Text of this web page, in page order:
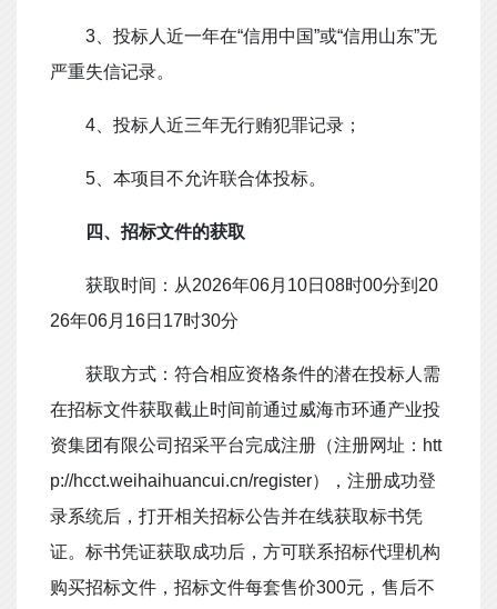
3 、投标人近一年在“信用中国”或“信用山东”无
严重失信记录。
4 、投标人近三年无行贿犯罪记录；
5 本项目不允许联合体投标。
四、招标文件的获取
获取时间：从2026年06月 10日 08时00分到 20
26年06月 16日 17时30分
获取方式：符合相应资格条件的潜在投标人需
在招标文件获取截止时间前通过威海市环通产业投
资集团有限公司招采平台完成注册（注册网址： htt
p://hcct.weihaihuancui.cn/register），注册成功登
录系统后，打开相关招标公告并在线获取标书凭
证。标书凭证获取成功后，方可联系招标代理机构
购买招标文件，招标文件每套售价300元，售后不